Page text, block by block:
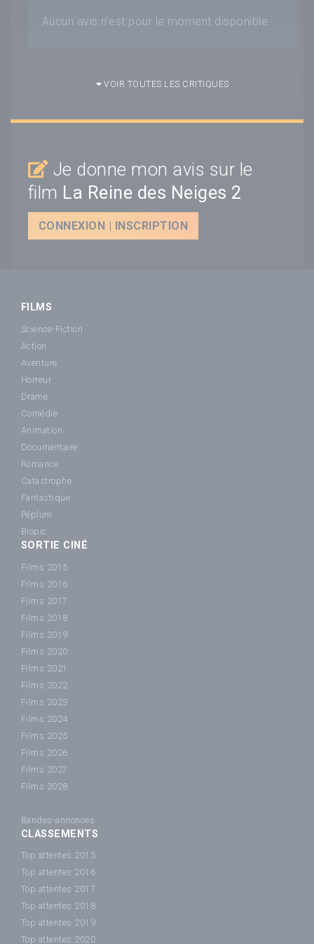
Aucun avis n'est pour le moment disponible.
VOIR TOUTES LES CRITIQUES
Je donne mon avis sur le
film La Reine des Neiges 2
CONNEXION | INSCRIPTION
FILMS
Science-Fiction
Action
Aventure
Horreur
Drame
Comédie
Animation
Documentaire
Romance
Catastrophe
Fantastique
Péplum
Biopic
SORTIE CINÉ
Films 2015
Films 2016
Films 2017
Films 2018
Films 2019
Films 2020
Films 2021
Films 2022
Films 2023
Films 2024
Films 2025
Films 2026
Films 2027
Films 2028
Bandes-annonces
CLASSEMENTS
Top attentes 2015
Top attentes 2016
Top attentes 2017
Top attentes 2018
Top attentes 2019
Top attentes 2020